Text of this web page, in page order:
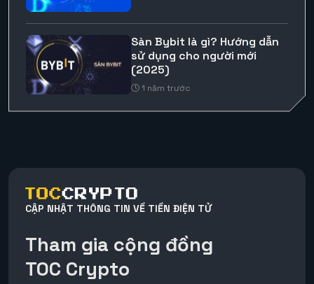
Sàn Bybit là gì? Hướng dẫn
sử dụng cho người mới
(2025)
1 năm trước
CẬP NHẬT THÔNG TIN VỀ TIỀN ĐIỆN TỬ
Tham gia cộng đồng
TOC Crypto